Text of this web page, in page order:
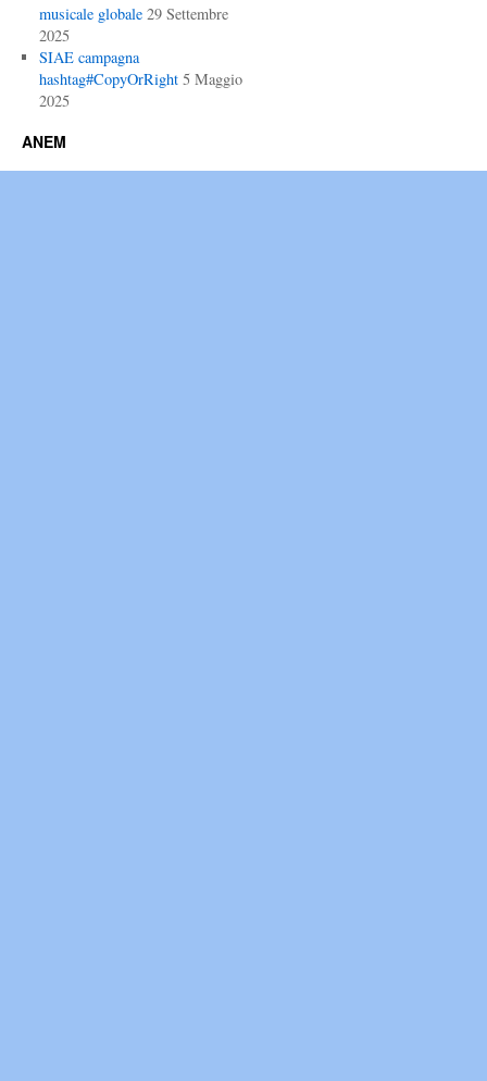
musicale globale 29 Settembre
2025
SIAE campagna
hashtag#CopyOrRight 5 Maggio
2025
ANEM